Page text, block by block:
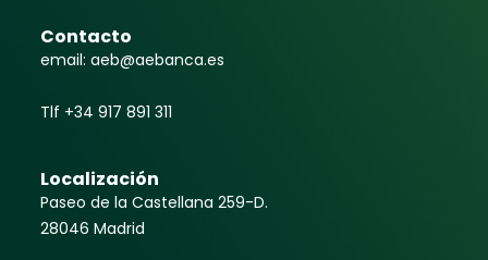
Contacto
email: aeb@aebanca.es
Tlf +34 917 891 311
Localización
Paseo de la Castellana 259-D.
28046 Madrid